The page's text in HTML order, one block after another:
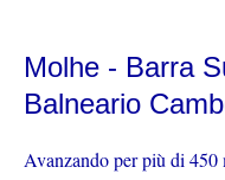
Molhe - Barra
Balneario
Avanzando per più di